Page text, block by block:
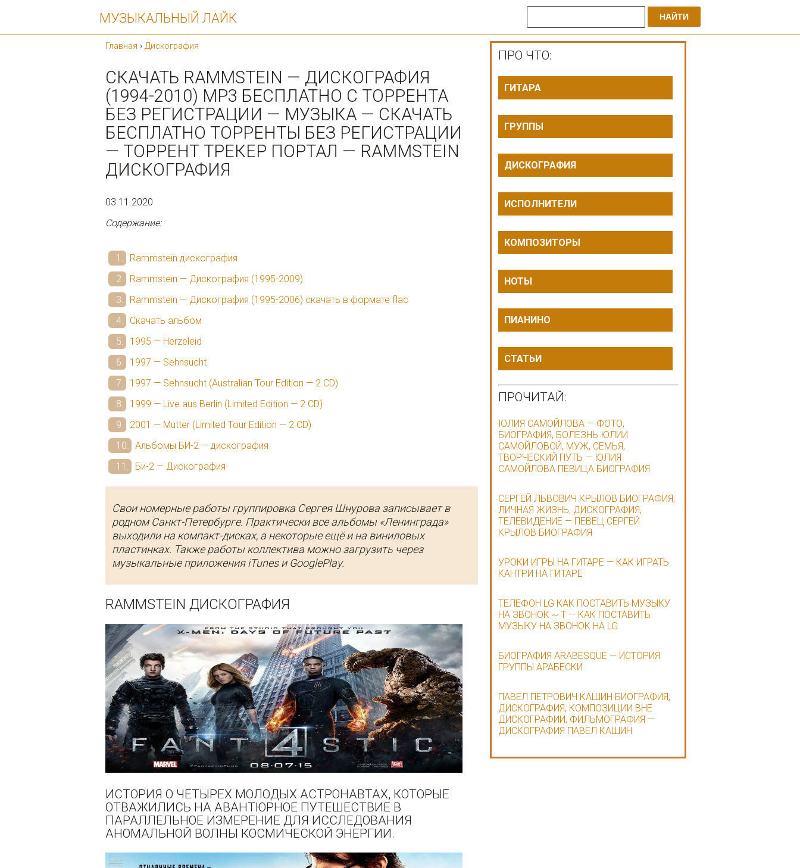
МУЗЫКАЛЬНЫЙ ЛАЙК НАЙТИ
Главная ›Дискография
СКАЧАТЬ RAMMSTEIN — ДИСКОГРАФИЯ
(1994-2010) MP3 БЕСПЛАТНО С ТОРРЕНТА
БЕЗ РЕГИСТРАЦИИ — МУЗЫКА — СКАЧАТЬ
БЕСПЛАТНО ТОРРЕНТЫ БЕЗ РЕГИСТРАЦИИ
— ТОРРЕНТ ТРЕКЕР ПОРТАЛ — RAMMSTEIN
ДИСКОГРАФИЯ
03.11.2020
Содержание:
Rammstein дискография
Rammstein — Дискография (1995-2009)
Rammstein — Дискография (1995-2006) скачать в формате flac
Скачать альбом
1995 — Herzeleid
1997 — Sehnsucht
1997 — Sehnsucht (Australian Tour Edition — 2 CD)
1999 — Live aus Berlin (Limited Edition — 2 CD)
2001 — Mutter (Limited Tour Edition — 2 CD)
Альбомы БИ-2 — дискография
Би-2 — Дискография
Свои номерные работы группировка Сергея Шнурова записывает в
родном Санкт-Петербурге. Практически все альбомы «Ленинграда»
выходили на компакт-дисках, а некоторые ещё и на виниловых
пластинках. Также работы коллектива можно загрузить через
музыкальные приложения iTunes и GooglePlay.
RAMMSTEIN ДИСКОГРАФИЯ
ИСТОРИЯ О ЧЕТЫРЕХ МОЛОДЫХ АСТРОНАВТАХ, КОТОРЫЕ
ОТВАЖИЛИСЬ НА АВАНТЮРНОЕ ПУТЕШЕСТВИЕ В
ПАРАЛЛЕЛЬНОЕ ИЗМЕРЕНИЕ ДЛЯ ИССЛЕДОВАНИЯ
АНОМАЛЬНОЙ ВОЛНЫ КОСМИЧЕСКОЙ ЭНЕРГИИ.
ПРО ЧТО:
ГИТАРА
ГРУППЫ
ДИСКОГРАФИЯ
ИСПОЛНИТЕЛИ
КОМПОЗИТОРЫ
НОТЫ
ПИАНИНО
СТАТЬИ
ПРОЧИТАЙ:
ЮЛИЯ САМОЙЛОВА — ФОТО,
БИОГРАФИЯ, БОЛЕЗНЬ ЮЛИИ
САМОЙЛОВОЙ, МУЖ, СЕМЬЯ,
ТВОРЧЕСКИЙ ПУТЬ — ЮЛИЯ
САМОЙЛОВА ПЕВИЦА БИОГРАФИЯ
СЕРГЕЙ ЛЬВОВИЧ КРЫЛОВ БИОГРАФИЯ,
ЛИЧНАЯ ЖИЗНЬ, ДИСКОГРАФИЯ,
ТЕЛЕВИДЕНИЕ — ПЕВЕЦ СЕРГЕЙ
КРЫЛОВ БИОГРАФИЯ
УРОКИ ИГРЫ НА ГИТАРЕ — КАК ИГРАТЬ
КАНТРИ НА ГИТАРЕ
ТЕЛЕФОН LG КАК ПОСТАВИТЬ МУЗЫКУ
НА ЗВОНОК ~ Т — КАК ПОСТАВИТЬ
МУЗЫКУ НА ЗВОНОК НА LG
БИОГРАФИЯ ARABESQUE — ИСТОРИЯ
ГРУППЫ АРАБЕСКИ
ПАВЕЛ ПЕТРОВИЧ КАШИН БИОГРАФИЯ,
ДИСКОГРАФИЯ, КОМПОЗИЦИИ ВНЕ
ДИСКОГРАФИИ, ФИЛЬМОГРАФИЯ —
ДИСКОГРАФИЯ ПАВЕЛ КАШИН